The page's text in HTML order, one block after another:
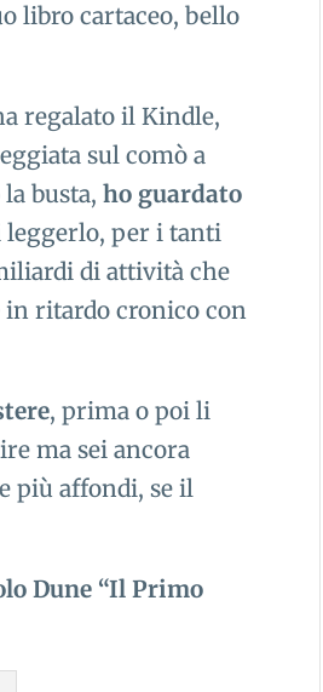
libro cartaceo, bello
regalato il Kindle,
sul comò a
la busta,ho guardato
leggerlo, per i tanti
di attività che
in ritardo cronico con
, prima o poi li
ma sei ancora
più affondi, se il
Dune “Il Primo